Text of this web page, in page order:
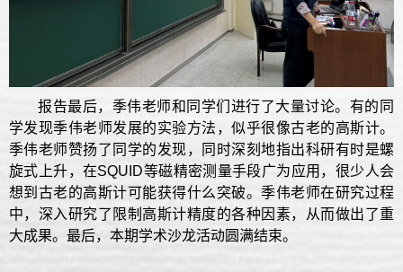
报告最后，季伟老师和同学们进行了大量讨论。有的同
学发现季伟老师发展的实验方法，似乎很像古老的高斯计。
季伟老师赞扬了同学的发现，同时深刻地指出科研有时是螺
旋式上升，在SQUID等磁精密测量手段广为应用，很少人会
想到古老的高斯计可能获得什么突破。季伟老师在研究过程
中，深入研究了限制高斯计精度的各种因素，从而做出了重
大成果。最后，本期学术沙龙活动圆满结束。